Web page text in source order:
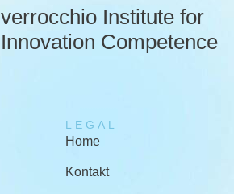
verrocchio Institute for
Innovation Competence
LEGAL
Home
Kontakt